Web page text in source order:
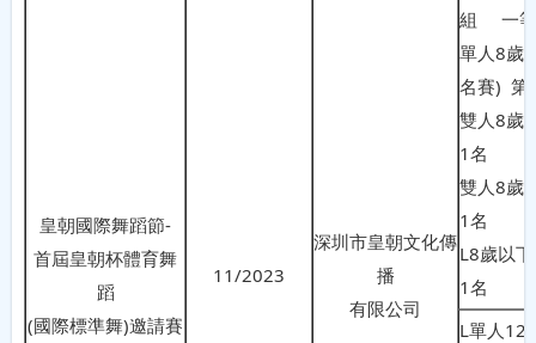
皇朝國際舞蹈節-
首屆皇朝杯體育舞
蹈
(國際標準舞)邀請賽
11/2023
深圳市皇朝文化傳
播
有限公司
組 一
單人8歲
名賽) 第
雙人8歲
1名
雙人8歲
1名
L8歲以
1名
L單人12